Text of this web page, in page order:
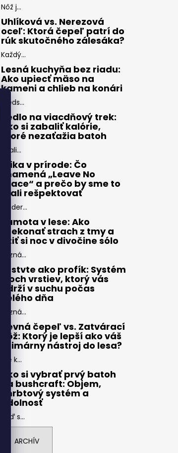
Nôž j...
Uhlíková vs. Nerezová
oceľ: Ktorá čepeľ patrí do
rúk skutočného zálesáka?
Každý...
Lesná kuchyňa bez riadu:
Ako upiecť mäso na
kameni a chlieb na konári
Preds...
Jedlo na viacdňový trek:
Ako si zabaliť kalórie,
ktoré nezaťažia batoh
Zbali...
Etika v prírode: Čo
znamená „Leave No
Trace“ a prečo by sme to
mali rešpektovať
Moder...
Samota v lese: Ako
prekonať strach z tmy a
užiť si noc v divočine sólo
Pozná...
Vrstvte ako profík: Systém
troch vrstiev, ktorý vás
udrží v suchu počas
celého dňa
Pozná...
Pevná čepeľ vs. Zatvárací
nôž: Ktorý je lepší ako váš
primárny nástroj do lesa?
Pre k...
Ako si vybrať prvý batoh
na bushcraft: Objem,
chrbtový systém a
odolnosť
Keď s...
ARCHÍV